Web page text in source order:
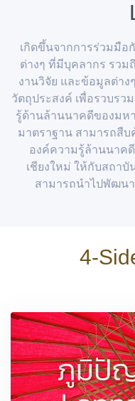
เกิดขึ้นจากการร่วมมื
ต่างๆ ที่มีบุคลากร รวม
งานวิจัย และข้อมูลต่าง
วัตถุประสงค์ เพื่อรวบร
รู้ด้านล้านนาคดีของมห
มาตราฐาน สามารถสืบ
องค์ความรู้ล้านนาค
เชียงใหม่ ให้กับสถา
สามารถนำไปพัฒนา
4-